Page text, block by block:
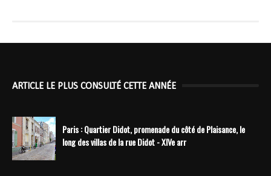
ARTICLE LE PLUS CONSULTÉ CETTE ANNÉE
Paris : Quartier Didot, promenade du côté de Plaisance, le
long des villas de la rue Didot - XIVe arr